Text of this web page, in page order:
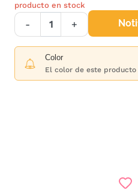
producto en stock
- +
Color
El color de este producto